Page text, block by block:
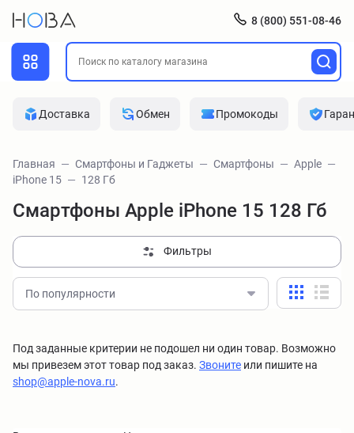
8 (800) 551-08-46
Доставка Обмен Промокоды
Главная Смартфоны и Гаджеты Смартфоны
Apple
iPhone 15
128 Гб
Смартфоны Apple iPhone 15 128 Гб
Фильтры
По популярности
Под заданные критерии не подошел ни один товар. Возможно
мы привезем этот товар под заказ. Звоните или пишите на
shop@apple-nova.ru.